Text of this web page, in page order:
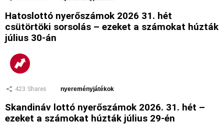
Hatoslottó nyerőszámok 2026 31. hét
csütörtöki sorsolás – ezeket a számokat húzták
július 30-án
423 Shares nyereményjátékok
Skandináv lottó nyerőszámok 2026. 31. hét –
ezeket a számokat húzták július 29-én